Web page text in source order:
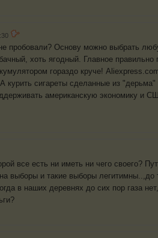
пробовали? Основу можно выбрать
хоть ягодный. Главное
гораздо круче!
сигареты сделанные из
американскую экономику и
все есть ни иметь ни чего своего?
выборы и такие выборы легитимны..,до
в наших деревнях до сих пор газа